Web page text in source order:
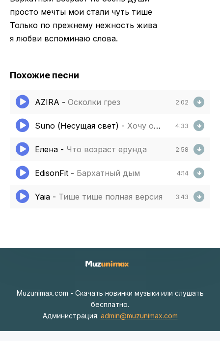
просто мечты мои стали чуть тише
Только по прежнему нежность жива
я любви вспоминаю слова.
Похожие песни
AZIRA - Осколки грез 2:02
Suno (Несущая свет) - Хочу одну тебя любить 4:33
Елена - Что возраст ерунда 2:58
EdisonFit - Бархатный дым 4:14
Yaia - Тише тише полная версия 3:43
Muzunimax.com - Скачать новинки музыки или слушать
бесплатно.
Администрация: admin@muzunimax.com